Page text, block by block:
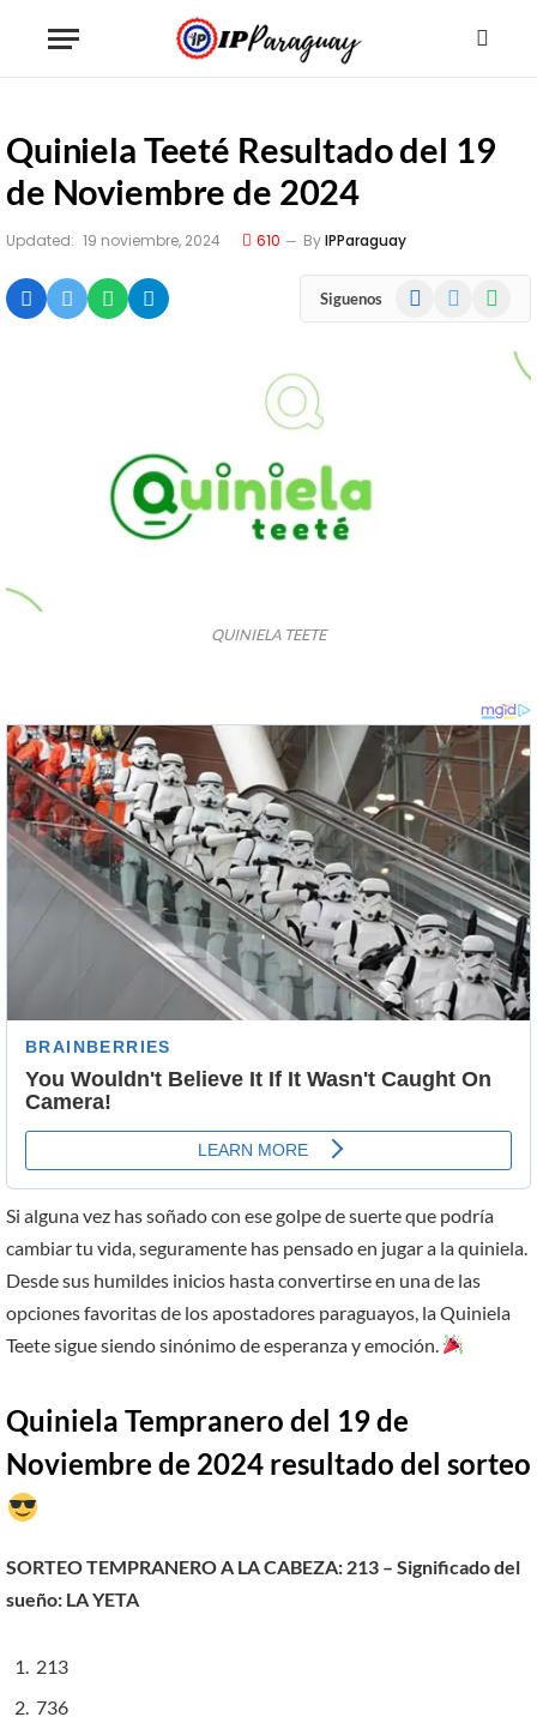
Quiniela Teeté Resultado del 19
de Noviembre de 2024
Updated: 19 noviembre, 2024 610 ByIPParaguay
Siguenos Facebook
QUINIELA TEETE
Si alguna vez has soñado con ese golpe de suerte que podría
cambiar tu vida, seguramente has pensado en jugar a la quiniela.
Desde sus humildes inicios hasta convertirse en una de las
opciones favoritas de los apostadores paraguayos, la Quiniela
Teete sigue siendo sinónimo de esperanza y emoción.
Quiniela Tempranero del 19 de
Noviembre de 2024 resultado del sorteo
SORTEO TEMPRANERO A LA CABEZA: 213 – Significado del
sueño: LA YETA
213
736